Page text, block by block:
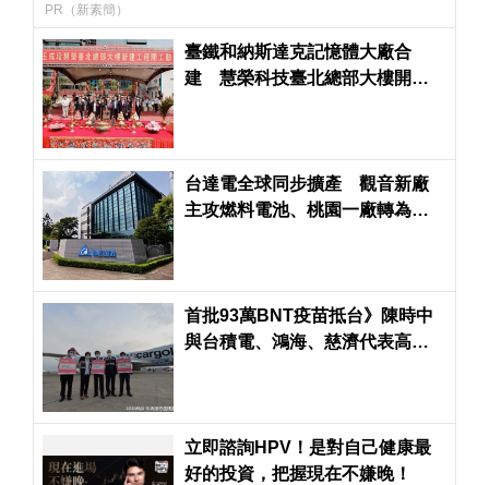
PR（新素簡）
臺鐵和納斯達克記憶體大廠合
建 慧榮科技臺北總部大樓開工
台達電全球同步擴產 觀音新廠
主攻燃料電池、桃園一廠轉為研
首批93萬BNT疫苗抵台》陳時中
與台積電、鴻海、慈濟代表高舉
立即諮詢HPV！是對自己健康最
好的投資，把握現在不嫌晚！